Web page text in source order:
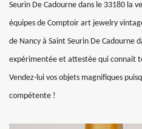
Seurin De Cadourne dans le 33180 la
équipes de Comptoir art jewelry
de Nancy à Saint Seurin De Cadourne
expérimentée et attestée qui connait
Vendez-lui vos objets magnifiques
compétente !